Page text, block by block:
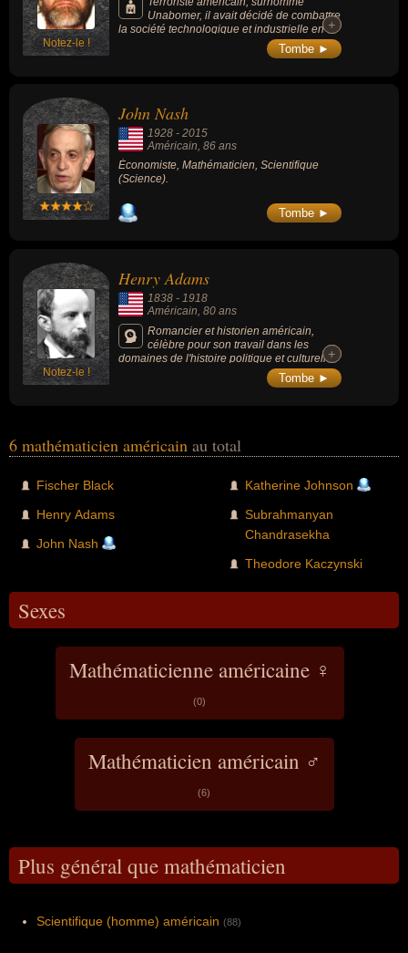
Notez-le !
Unabomer, il avait décidé de combattre
la société technologique et industrielle en
s'engageant dans une campagne d'envoi de
colis piégés pendant 18 ans, faisant 3 morts
devenir le « parfait tueur anonyme ».
+
+
Tombe ►
John Nash
1928 - 2015
Américain, 86 ans
Économiste, Mathématicien, Scientifique
(Science).
Tombe ►
Notez-le !
Henry Adams
1838 - 1918
Américain , 80 ans
Romancier et historien américain,
célèbre pour son travail dans les
domaines de l'histoire politique et culturelle
américaine du XIXe siècle et pour son livre
"The Education of Henry Adams", qui a
+
+
Tombe ►
6 mathématicien américain au total
Fischer Black
Henry Adams
John Nash
Katherine Johnson
Subrahmanyan
Chandrasekha
Theodore Kaczynski
Sexes
Mathématicienne américaine ♀
(0)
Mathématicien américain ♂
(6)
Plus général que mathématicien
Scientifique (homme) américain (88)